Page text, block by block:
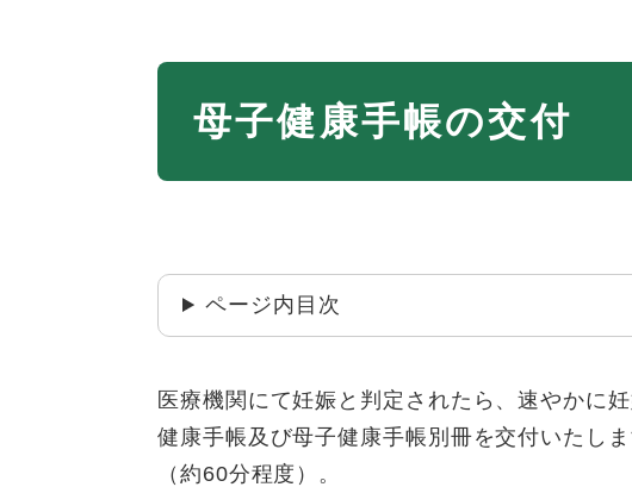
母子健康手帳の交付
ページ内目次
医療機関にて妊娠と判定されたら、速やかに
健康手帳及び母子健康手帳別冊を交付いたし
（約60分程度）。